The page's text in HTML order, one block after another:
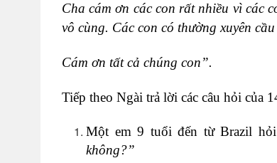
Cha cám ơn các con rất nhiều vì các
vô cùng. Các con có thường xuyên
Cám ơn tất cả chúng con”.
Tiếp theo Ngài trả lời các câu hỏi của
Một em 9 tuổi đến từ Brazil
không?”